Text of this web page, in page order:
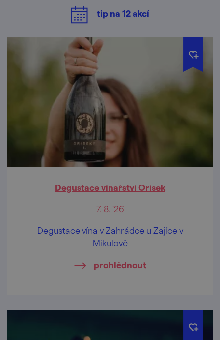
tip na 12akcí
Degustace vinařství Orisek
7. 8. '26
Degustace vína v Zahrádce u Zajíce v
Mikulově
prohlédnout